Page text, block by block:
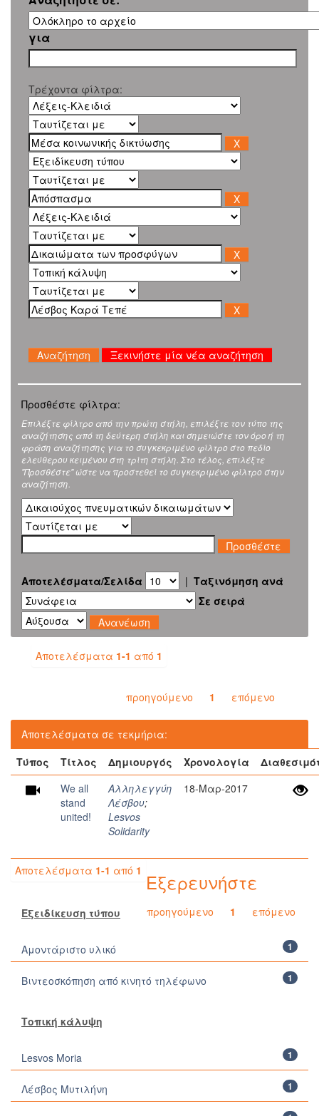
για
Τρέχοντα φίλτρα:
Ξεκινήστε μία νέα αναζήτηση
Προσθέστε φίλτρα:
Επιλέξτε φίλτρο από την πρώτη στήλη, επιλέξτε τον τύπο της
αναζήτησης από τη δεύτερη στήλη και σημειώστε τον όρο ή τη
φράση αναζήτησης για το συγκεκριμένο φίλτρο στο πεδίο
ελεύθερου κειμένου στη τρίτη στήλη. Στο τέλος, επιλέξτε
"Προσθέστε" ώστε να προστεθεί το συγκεκριμένο φίλτρο στην
αναζήτηση.
Αποτελέσματα/Σελίδα | Ταξινόμηση ανά
Σε σειρά
Αποτελέσματα 1-1 από 1
προηγούμενο 1 επόμενο
Αποτελέσματα σε τεκμήρια:
Τύπος
Τίτλος Δημιουργός Χρονολογία
We all
stand
united!
Αλληλεγγύη
Λέσβου;
Lesvos
Solidarity
18-Μαρ-2017
Αποτελέσματα 1-1 από 1
προηγούμενο 1 επόμενο
Εξερευνήστε
Εξειδίκευση τύπου
1
Αμοντάριστο υλικό
1
Βιντεοσκόπηση από κινητό τηλέφωνο
Τοπική κάλυψη
1
Lesvos Moria
1
Λέσβος Μυτιλήνη